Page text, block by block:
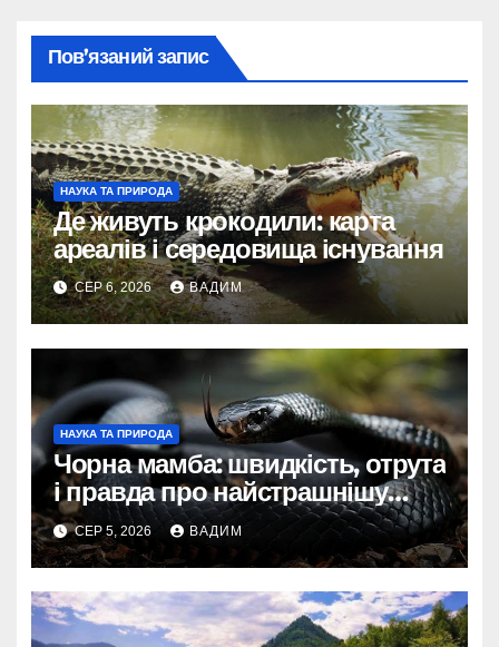
Пов’язаний запис
НАУКА ТА ПРИРОДА
Де живуть крокодили: карта
ареалів і середовища існування
СЕР 6, 2026 ВАДИМ
НАУКА ТА ПРИРОДА
Чорна мамба: швидкість, отрута
і правда про найстрашнішу
змію Африки
СЕР 5, 2026 ВАДИМ